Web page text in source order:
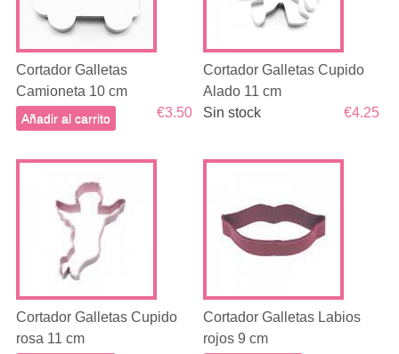
Cortador Galletas
Camioneta 10 cm
€3.50
Añadir al carrito
Cortador Galletas Cupido
Alado 11 cm
€4.25
Sin stock
Cortador Galletas Cupido
rosa 11 cm
Cortador Galletas Labios
rojos 9 cm